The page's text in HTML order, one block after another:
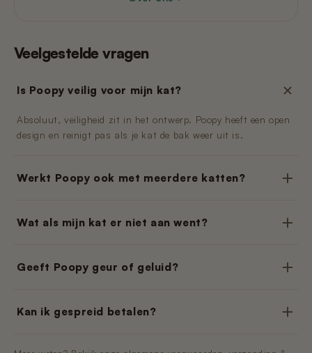
Veelgestelde vragen
Is Poopy veilig voor mijn kat?
Absoluut, veiligheid zit in het ontwerp. Poopy heeft een open
design en reinigt pas als je kat de bak weer uit is.
Werkt Poopy ook met meerdere katten?
Wat als mijn kat er niet aan went?
Geeft Poopy geur of geluid?
Kan ik gespreid betalen?